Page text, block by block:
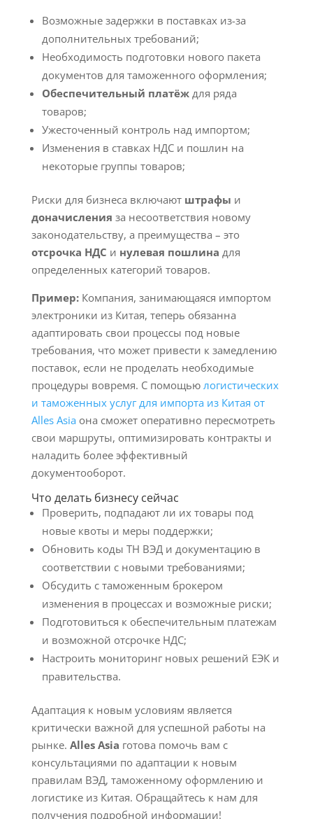
Возможные задержки в поставках из-за
дополнительных требований;
Необходимость подготовки нового пакета
документов для таможенного оформления;
Обеспечительный платёждля ряда
товаров;
Ужесточенный контроль над импортом;
Изменения в ставках НДС и пошлин на
некоторые группы товаров;
Риски для бизнеса включают штрафы и
доначисления за несоответствия новому
законодательству, а преимущества – это
отсрочка НДС и нулевая пошлина для
определенных категорий товаров.
Пример:Компания, занимающаяся импортом
электроники из Китая, теперь обязанна
адаптировать свои процессы под новые
требования, что может привести к замедлению
поставок, если не проделать необходимые
процедуры вовремя. С помощью логистических
и таможенных услуг для импорта из Китая от
Alles Asia она сможет оперативно пересмотреть
свои маршруты, оптимизировать контракты и
наладить более эффективный
документооборот.
Что делать бизнесу сейчас
Проверить, подпадают ли их товары под
новые квоты и меры поддержки;
Обновить коды ТН ВЭД и документацию в
соответствии с новыми требованиями;
Обсудить с таможенным брокером
изменения в процессах и возможные риски;
Подготовиться к обеспечительным платежам
и возможной отсрочке НДС;
Настроить мониторинг новых решений ЕЭК и
правительства.
Адаптация к новым условиям является
критически важной для успешной работы на
рынке. Alles Asia готова помочь вам с
консультациями по адаптации к новым
правилам ВЭД, таможенному оформлению и
логистике из Китая. Обращайтесь к нам для
получения подробной информации!